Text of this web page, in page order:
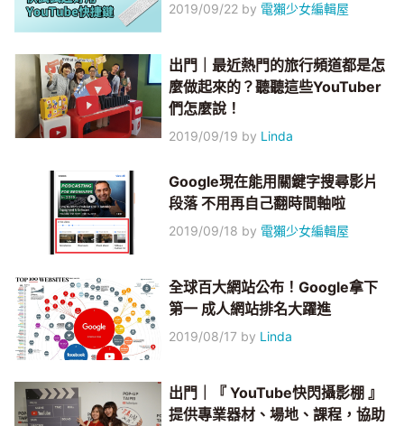
2019/09/22 by 電獺少女編輯屋
出門｜最近熱門的旅行頻道都是怎
麼做起來的？聽聽這些YouTuber
們怎麼說！
2019/09/19 by Linda
Google現在能用關鍵字搜尋影片
段落 不用再自己翻時間軸啦
2019/09/18 by 電獺少女編輯屋
全球百大網站公布！Google拿下
第一 成人網站排名大躍進
2019/08/17 by Linda
出門｜『 YouTube快閃攝影棚 』
提供專業器材、場地、課程，協助